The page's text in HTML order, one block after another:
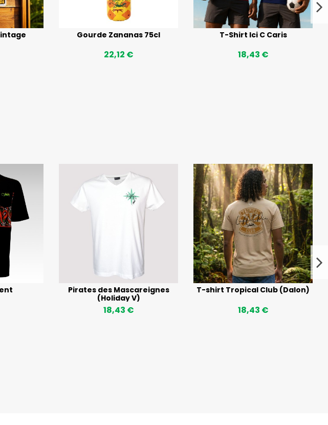
Gourde Zananas 75cl
22,12 €
T-Shirt Ici C Caris
18,43 €
Pirates des Mascareignes
(Holiday V)
18,43 €
T-shirt Tropical Club (Dalon)
18,43 €